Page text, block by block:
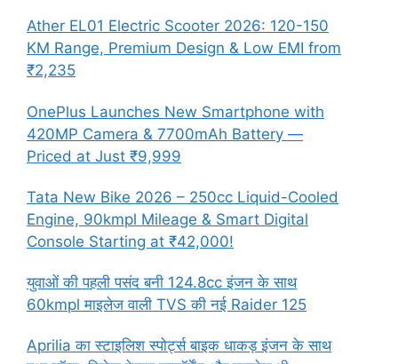
Ather EL01 Electric Scooter 2026: 120-150
KM Range, Premium Design & Low EMI from
₹2,235
OnePlus Launches New Smartphone with
420MP Camera & 7700mAh Battery —
Priced at Just ₹9,999
Tata New Bike 2026 – 250cc Liquid-Cooled
Engine, 90kmpl Mileage & Smart Digital
Console Starting at ₹42,000!
युवाओं की पहली पसंद बनी 124.8cc इंजन के साथ
60kmpl माइलेज वाली TVS की नई Raider 125
Aprilia का स्टाइलिश स्पोर्ट्स बाइक धाकड़ इंजन के साथ